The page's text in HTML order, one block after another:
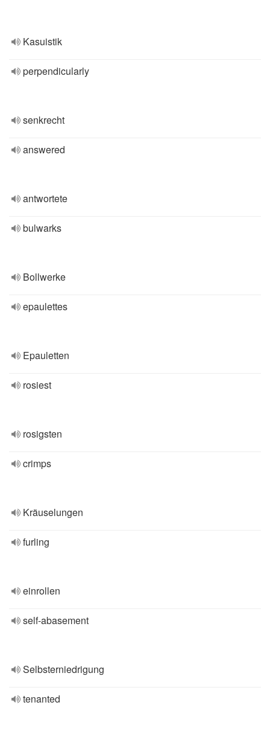
Kasuistik
perpendicularly
senkrecht
answered
antwortete
bulwarks
Bollwerke
epaulettes
Epauletten
rosiest
rosigsten
crimps
Kräuselungen
furling
einrollen
self-abasement
Selbsterniedrigung
tenanted